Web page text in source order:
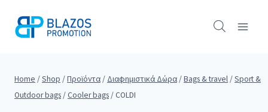
Home /Shop /Προϊόντα / Διαφημιστικά Δώρα /Bags & travel /Sport &
Outdoor bags /Cooler bags /COLDI